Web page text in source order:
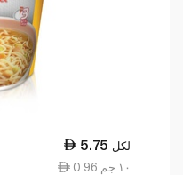
5.75 لكل
0.96 ١٠ جم